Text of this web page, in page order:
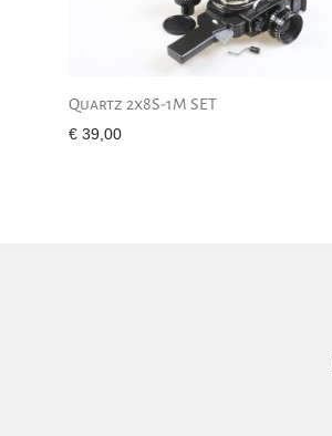
Quartz 2x8S-1M SET
€ 39,00